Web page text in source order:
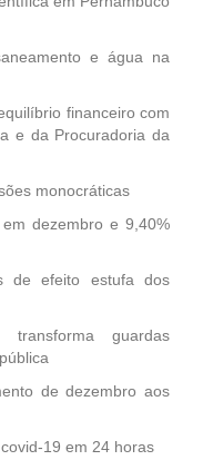
e água na
financeiro com
e da Procuradoria da
monocráticas
dezembro e 9,40%
de efeito estufa dos
guardas
de dezembro aos
19 em 24 horas